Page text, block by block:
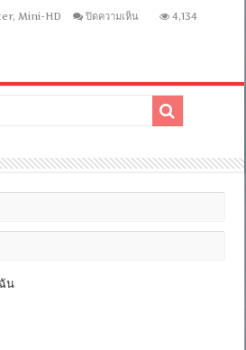
,Mini-HD ปิดความเห็นบน
BAKUMAN
(2015)
ซน
การ์ตูน
[MASTER]
+
4,134
น